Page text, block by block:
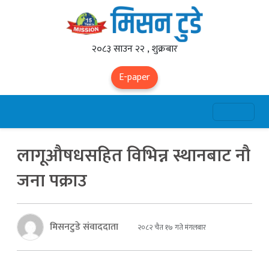
२०८३ साउन २२ , शुक्रबार
E-paper
लागूऔषधसहित विभिन्न स्थानबाट नौ
जना पक्राउ
मिसनटुडे संवाददाता २०८२ चैत १७ गते मंगलबार